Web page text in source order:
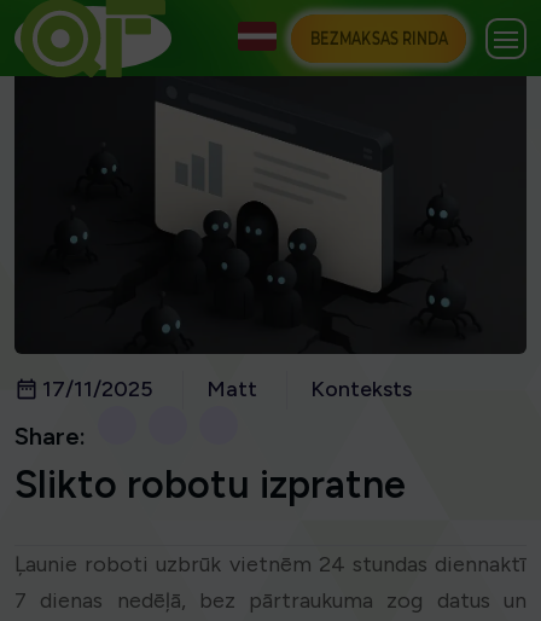
BEZMAKSAS RINDA
17/11/2025 Matt Konteksts
Share:
Slikto robotu izpratne
Ļaunie roboti uzbrūk vietnēm 24 stundas diennaktī
7 dienas nedēļā, bez pārtraukuma zog datus un